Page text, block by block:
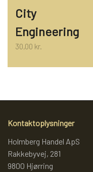
City
Engineering
30,00 kr.
Kontaktoplysninger
Holmberg Handel ApS
Rakkebyvej, 281
9800 Hjørring